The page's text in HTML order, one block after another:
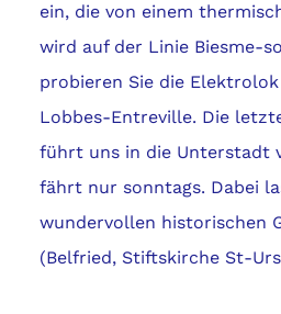
ein, die von einem
wird auf der Linie Biesme-
probieren Sie die
Lobbes-Entreville. Die
führt uns in die Unterstadt
fährt nur sonntags. Dabei
wundervollen historischen
(Belfried, Stiftskirche St-